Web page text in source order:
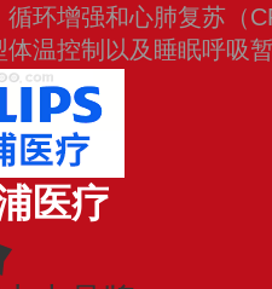
环增强和心肺复苏（
体温控制以及睡眠呼吸
医疗